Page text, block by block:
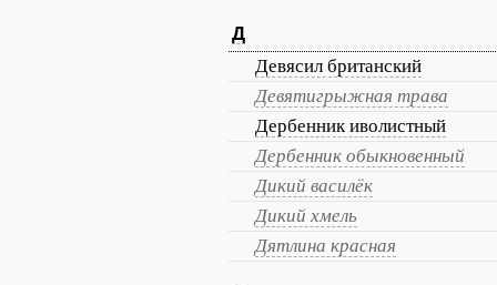
Д
Девясил британский
Девятигрыжная трава
Дербенник иволистный
Дербенник обыкновенный
Дикий василёк
Дикий хмель
Дятлина красная